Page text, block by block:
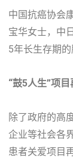
中国抗癌协会
宝华女士，中
5年长生存期
“鼓5人生”项
除了政府的高
企业等社会各
患者关爱项目